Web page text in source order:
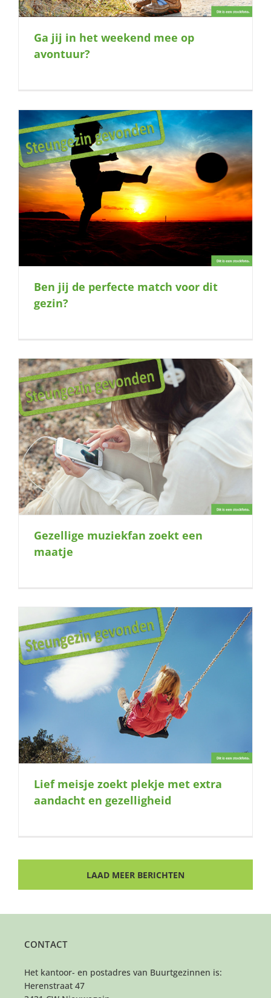
Ga jij in het weekend mee op
avontuur?
Ben jij de perfecte match voor dit
gezin?
Gezellige muziekfan zoekt een
maatje
Lief meisje zoekt plekje met extra
aandacht en gezelligheid
LAAD MEER BERICHTEN
CONTACT
Het kantoor- en postadres van Buurtgezinnen is:
Herenstraat 47